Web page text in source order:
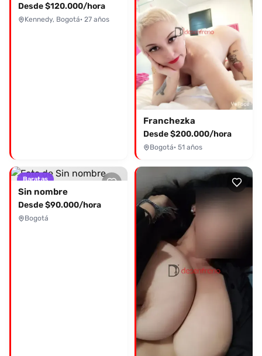
Desde $120.000/hora
Kennedy, Bogotá· 27 años
Franchezka
Desde $200.000/hora
Bogotá· 51 años
Baratas
Sin nombre
Desde $90.000/hora
Bogotá